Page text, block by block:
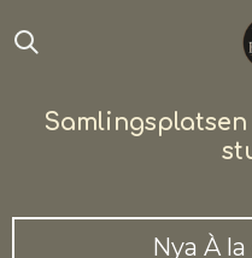
till
Samlingsplatsen
Nya À